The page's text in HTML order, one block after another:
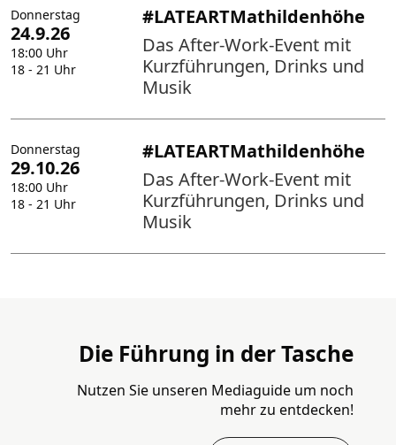
Donnerstag
24.9.26
18:00 Uhr
18 - 21 Uhr
#LATEARTMathildenhöhe
Das After-Work-Event mit
Kurzführungen, Drinks und
Musik
Donnerstag
29.10.26
18:00 Uhr
18 - 21 Uhr
#LATEARTMathildenhöhe
Das After-Work-Event mit
Kurzführungen, Drinks und
Musik
Die Führung in der Tasche
Nutzen Sie unseren Mediaguide um noch
mehr zu entdecken!